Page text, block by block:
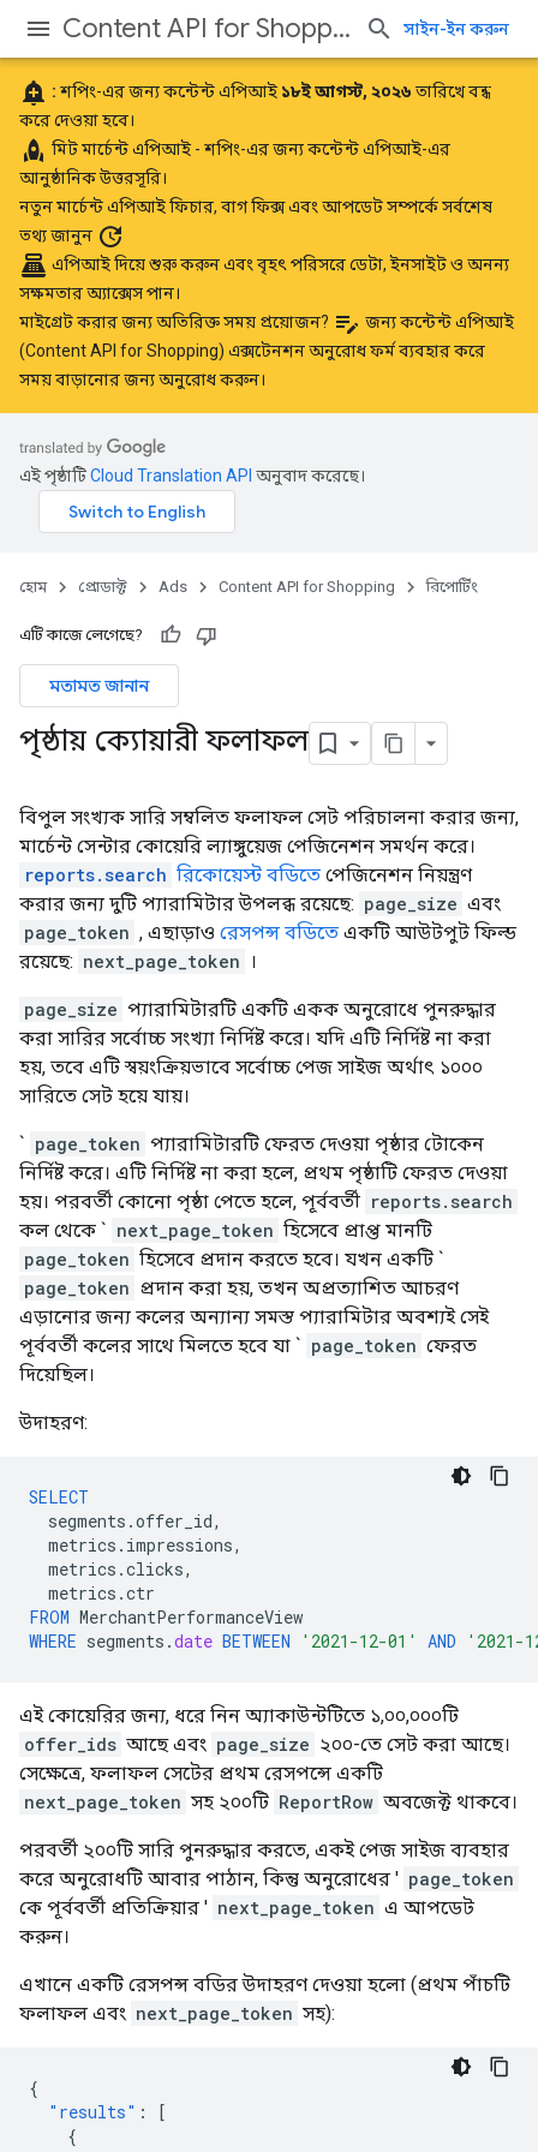
Content API for Shopping সাইন-ইন করুন
add_alert : শপিং-এর জন্য কন্টেন্ট এপিআই ১৮ই আগস্ট, ২০২৬ তারিখে বন্ধ
করে দেওয়া হবে।
rocket মিটমার্চেন্ট এপিআই - শপিং-এর জন্য কন্টেন্ট এপিআই-এর
আনুষ্ঠানিক উত্তরসূরি।
নতুন মার্চেন্ট এপিআই ফিচার, বাগ ফিক্স এবং আপডেট সম্পর্কেসর্বশেষ
তথ্য জানুন update
point_of_sale এপিআই দিয়ে শুরু করুনএবং বৃহৎ পরিসরে ডেটা, ইনসাইট ও অনন্য
সক্ষমতার অ্যাক্সেস পান।
মাইগ্রেট করার জন্য অতিরিক্ত সময় প্রয়োজন? edit_note জন্য কন্টেন্ট এপিআই
(Content API for Shopping) এক্সটেনশন অনুরোধ ফর্মব্যবহার করে
সময় বাড়ানোর জন্য অনুরোধ করুন।
এই পৃষ্ঠাটিCloud Translation API অনুবাদ করেছে।
হোম প্রোডাক্ট Ads Content API for Shopping রিপোর্টিং
এটি কাজে লেগেছে?
মতামত জানান
পৃষ্ঠায় ক্যোয়ারী ফলাফল
বিপুল সংখ্যক সারি সম্বলিত ফলাফল সেট পরিচালনা করার জন্য,
মার্চেন্ট সেন্টার কোয়েরি ল্যাঙ্গুয়েজ পেজিনেশন সমর্থন করে।
reports.search রিকোয়েস্ট বডিতে পেজিনেশন নিয়ন্ত্রণ
করার জন্য দুটি প্যারামিটার উপলব্ধ রয়েছে: page_size এবং
page_token , এছাড়াও রেসপন্স বডিতে একটি আউটপুট ফিল্ড
রয়েছে: next_page_token ।
page_size প্যারামিটারটি একটি একক অনুরোধে পুনরুদ্ধার
করা সারির সর্বোচ্চ সংখ্যা নির্দিষ্ট করে। যদি এটি নির্দিষ্ট না করা
হয়, তবে এটি স্বয়ংক্রিয়ভাবে সর্বোচ্চ পেজ সাইজ অর্থাৎ ১০০০
সারিতে সেট হয়ে যায়।
` page_token প্যারামিটারটি ফেরত দেওয়া পৃষ্ঠার টোকেন
নির্দিষ্ট করে। এটি নির্দিষ্ট না করা হলে, প্রথম পৃষ্ঠাটি ফেরত দেওয়া
হয়। পরবর্তী কোনো পৃষ্ঠা পেতে হলে, পূর্ববর্তী reports.search
কল থেকে ` next_page_token হিসেবে প্রাপ্ত মানটি
page_token হিসেবে প্রদান করতে হবে। যখন একটি `
page_token প্রদান করা হয়, তখন অপ্রত্যাশিত আচরণ
এড়ানোর জন্য কলের অন্যান্য সমস্ত প্যারামিটার অবশ্যই সেই
পূর্ববর্তী কলের সাথে মিলতে হবে যা ` page_token ফেরত
দিয়েছিল।
উদাহরণ:
SELECT
segments .offer_id,
metrics . impressions,
metrics .clicks,
metrics .ctr
FROM MerchantPerformanceView
WHERE segments .date BETWEEN '2021-12-01' AND '2021-
এই কোয়েরির জন্য, ধরে নিন অ্যাকাউন্টটিতে ১,০০,০০০টি
offer_ids আছে এবং page_size ২০০-তে সেট করা আছে।
সেক্ষেত্রে, ফলাফল সেটের প্রথম রেসপন্সে একটি
next_page_token সহ ২০০টি ReportRow অবজেক্ট থাকবে।
পরবর্তী ২০০টি সারি পুনরুদ্ধার করতে, একই পেজ সাইজ ব্যবহার
করে অনুরোধটি আবার পাঠান, কিন্তু অনুরোধের ' page_token
কে পূর্ববর্তী প্রতিক্রিয়ার ' next_page_token এ আপডেট
করুন।
এখানে একটি রেসপন্স বডির উদাহরণ দেওয়া হলো (প্রথম পাঁচটি
ফলাফল এবং next_page_token সহ):
{
"results" :
[
{